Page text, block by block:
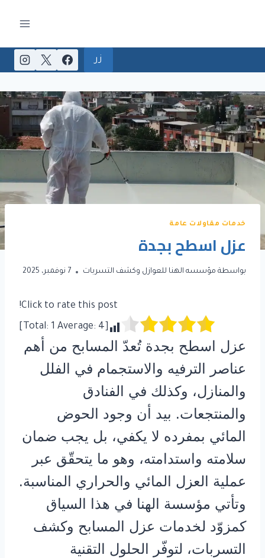
زر
خدمات مقاولات عامة
عزل اسطح بجدة
بواسطة مؤسسه الهنا للعوازل وكشف التسربات 7 نوفمبر، 2025
Click to rate this post!
1 Average: 4
عزل اسطح بجدة تُعدّ المسابح من أهم
عناصر الترفيه والاستجمام في الفلل
والمنازل، وكذلك في الفنادق
والمنتجعات. بيد أن وجود الحوض
المائي بمفرده لا يكفي، بل يجب ضمان
سلامته واستدامته، وهو ما يتحقّق عبر
عملية العزل المائي والحراري المناسبة.
وتأتي مؤسسة الهنا في هذا السياق
كمزوّد لخدمات عزل المسابح وكشف
التسربات، لتوفّر الحلول التقنية